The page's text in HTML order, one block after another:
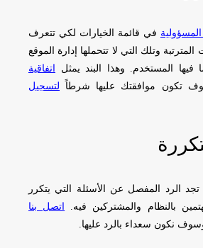
المسؤولية في قائمة الخيارات لكي تتعرف
وتلك التي لا تتحملها إدارة الموقع
فيها المستخدم. وهذا البند يمثل
اتفاقية
تكون موافقتك عليها شرطاً لتسجيل
الرد المفصل عن الأسئلة التي يتكرر
بالنظام والمشتركين فيه.
اتصل بنا
نكون سعداء بالرد عليها.